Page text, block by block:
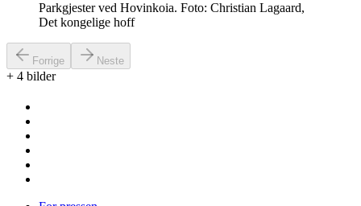
Parkgjester ved Hovinkoia. Foto: Christian Lagaard,
Det kongelige hoff
Forrige Neste
+ 4 bilder